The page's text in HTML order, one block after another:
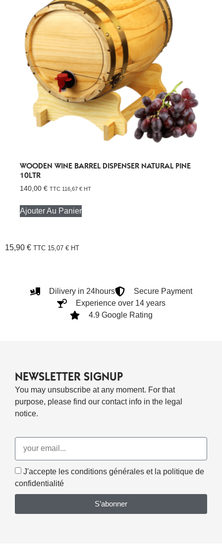
WOODEN WINE BARREL DISPENSER NATURAL PINE
10LTR
140,00 € TTC 116,67 € HT
Ajouter Au Panier
15,90 € TTC 15,07 € HT
Dilivery in 24hours
Secure Payment
Experience over 14 years
4.9 Google Rating
NEWSLETTER SIGNUP
You may unsubscribe at any moment. For that
purpose, please find our contact info in the legal
notice.
J'accepte les conditions générales et la politique de
confidentialité
S’abonner